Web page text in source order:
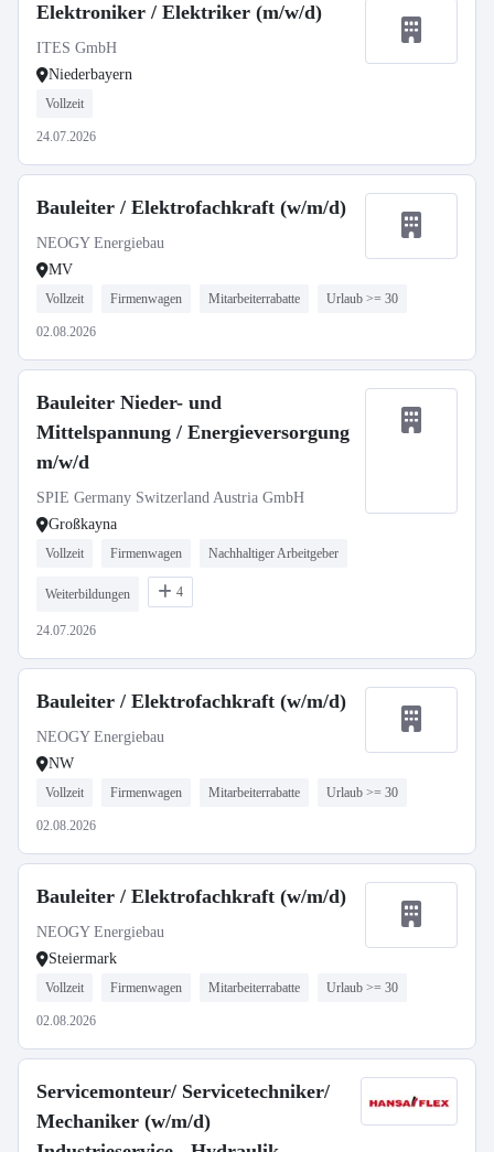
Elektroniker / Elektriker (m/w/d)
ITES GmbH
Niederbayern
Vollzeit
24.07.2026
Bauleiter / Elektrofachkraft (w/m/d)
NEOGY Energiebau
MV
Vollzeit Firmenwagen Mitarbeiterrabatte Urlaub >= 30
02.08.2026
Bauleiter Nieder- und
Mittelspannung / Energieversorgung
m/w/d
SPIE Germany Switzerland Austria GmbH
Großkayna
Vollzeit Firmenwagen Nachhaltiger Arbeitgeber
Weiterbildungen 4
24.07.2026
Bauleiter / Elektrofachkraft (w/m/d)
NEOGY Energiebau
NW
Vollzeit Firmenwagen Mitarbeiterrabatte Urlaub >= 30
02.08.2026
Bauleiter / Elektrofachkraft (w/m/d)
NEOGY Energiebau
Steiermark
Vollzeit Firmenwagen Mitarbeiterrabatte Urlaub >= 30
02.08.2026
Servicemonteur/ Servicetechniker/
Mechaniker (w/m/d)